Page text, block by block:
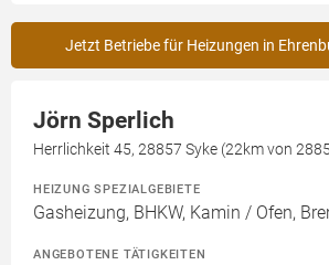
Jetzt Betriebe für Heizungen in
Jörn Sperlich
Herrlichkeit 45, 28857 Syke (22km von
HEIZUNG SPEZIALGEBIETE
Gasheizung, BHKW, Kamin / Ofen,
ANGEBOTENE TÄTIGKEITEN